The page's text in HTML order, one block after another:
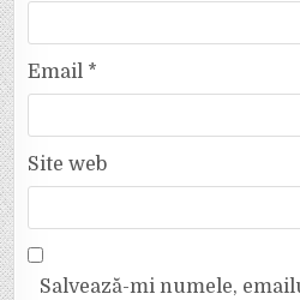
Email *
Site web
Salvează-mi numele,